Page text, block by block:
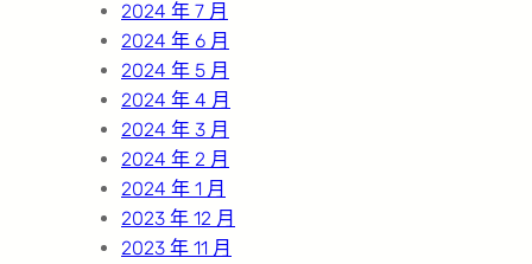
2024 年 7 月
2024 年 6 月
2024 年 5 月
2024 年 4 月
2024 年 3 月
2024 年 2 月
2024 年 1 月
2023 年 12 月
2023 年 11 月